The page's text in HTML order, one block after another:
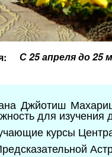
С 25 апреля до 25
Джйотиш
для изучения
курсы